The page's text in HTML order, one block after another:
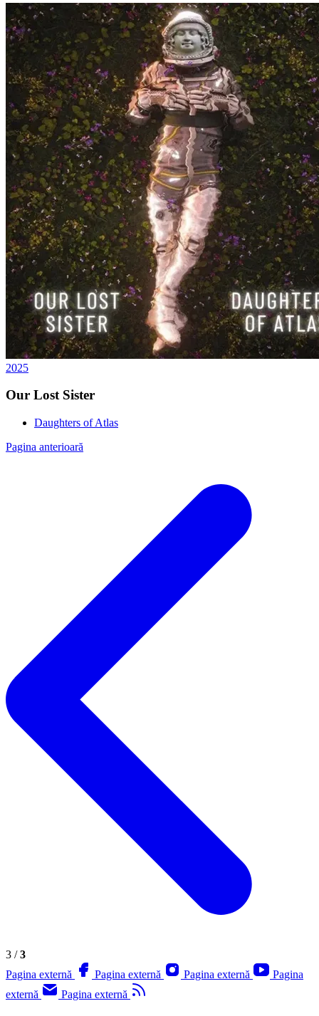
2025
Our Lost Sister
Daughters of Atlas
Pagina anterioară
3 /3
Pagina externă
Pagina externă Pagina externă
Pagina
externă
Pagina externă